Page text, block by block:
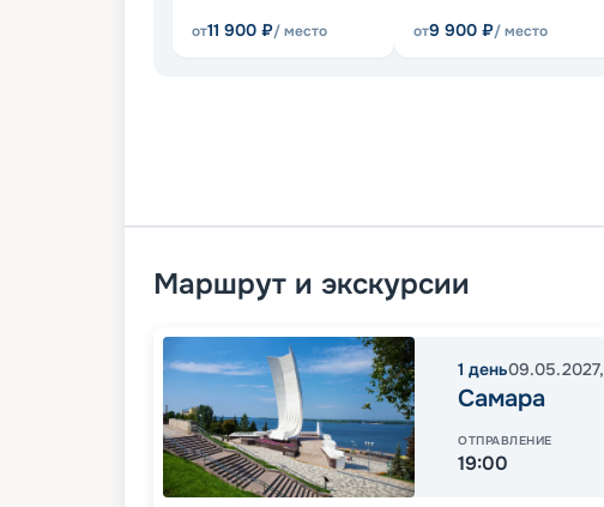
от11 900 ₽/ место от9 900 ₽/ место
Маршрут и экскурсии
1 день09.05.2027,
Самара
ОТПРАВЛЕНИЕ
19:00